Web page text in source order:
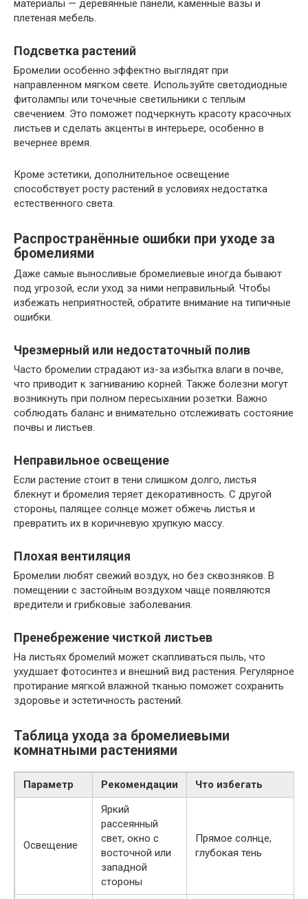
материалы — деревянные панели, каменные вазы и
плетеная мебель.
Подсветка растений
Бромелии особенно эффектно выглядят при
направленном мягком свете. Используйте светодиодные
фитолампы или точечные светильники с теплым
свечением. Это поможет подчеркнуть красоту красочных
листьев и сделать акценты в интерьере, особенно в
вечернее время.
Кроме эстетики, дополнительное освещение
способствует росту растений в условиях недостатка
естественного света.
Распространённые ошибки при уходе за
бромелиями
Даже самые выносливые бромелиевые иногда бывают
под угрозой, если уход за ними неправильный. Чтобы
избежать неприятностей, обратите внимание на типичные
ошибки.
Чрезмерный или недостаточный полив
Часто бромелии страдают из-за избытка влаги в почве,
что приводит к загниванию корней. Также болезни могут
возникнуть при полном пересыхании розетки. Важно
соблюдать баланс и внимательно отслеживать состояние
почвы и листьев.
Неправильное освещение
Если растение стоит в тени слишком долго, листья
блекнут и бромелия теряет декоративность. С другой
стороны, палящее солнце может обжечь листья и
превратить их в коричневую хрупкую массу.
Плохая вентиляция
Бромелии любят свежий воздух, но без сквозняков. В
помещении с застойным воздухом чаще появляются
вредители и грибковые заболевания.
Пренебрежение чисткой листьев
На листьях бромелий может скапливаться пыль, что
ухудшает фотосинтез и внешний вид растения. Регулярное
протирание мягкой влажной тканью поможет сохранить
здоровье и эстетичность растений.
Таблица ухода за бромелиевыми
комнатными растениями
Параметр Рекомендации Что избегать
Освещение
Яркий
рассеянный
свет, окно с
восточной или
западной
стороны
Прямое солнце,
глубокая тень